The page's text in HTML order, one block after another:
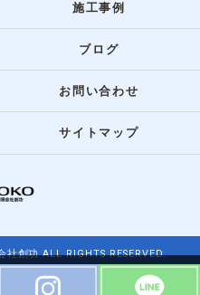
施工事例
ブログ
お問い合わせ
サイトマップ
創功 ALL RIGHTS RESERVED.